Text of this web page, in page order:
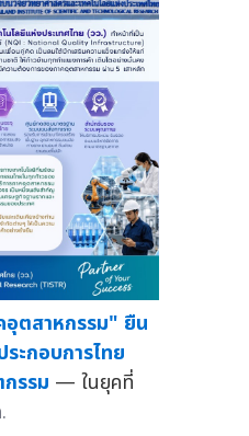
ตสาหกรรม" ยืน
ะกอบการไทย
รรม — ในยุคที่